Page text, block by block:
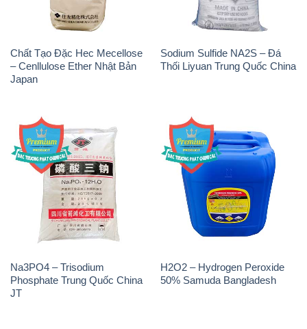
Na3PO4 – Trisodium
Phosphate Trung Quốc China
H2O2 – Hydrogen Peroxide
50% Samuda Bangladesh